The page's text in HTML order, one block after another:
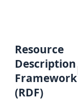
Resource
Description
Framework
(RDF)